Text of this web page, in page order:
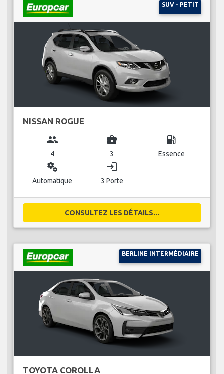
SUV - PETIT
NISSAN ROGUE
group
4
business_center
3
local_gas_station
Essence
miscellaneous_services
Automatique
login
3 Porte
CONSULTEZ LES DÉTAILS...
BERLINE INTERMÉDIAIRE
TOYOTA COROLLA